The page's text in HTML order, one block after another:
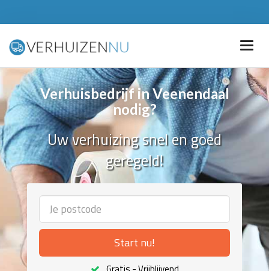
Verhuisbedrijf in Veenendaal
nodig?
Uw verhuizing snel en goed
geregeld!
Start nu!